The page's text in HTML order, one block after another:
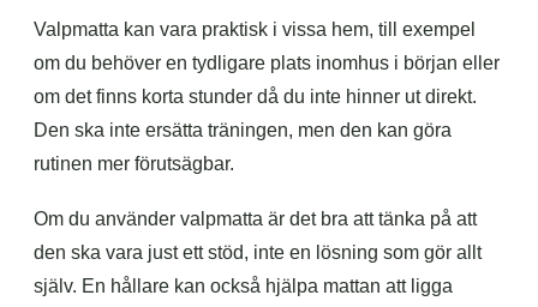
Valpmatta kan vara praktisk i vissa hem, till exempel
om du behöver en tydligare plats inomhus i början eller
om det finns korta stunder då du inte hinner ut direkt.
Den ska inte ersätta träningen, men den kan göra
rutinen mer förutsägbar.
Om du använder valpmatta är det bra att tänka på att
den ska vara just ett stöd, inte en lösning som gör allt
själv. En hållare kan också hjälpa mattan att ligga